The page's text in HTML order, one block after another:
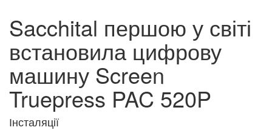
Sacchital першою у світі
встановила цифрову
машину Screen
Truepress PAC 520P
Інсталяції